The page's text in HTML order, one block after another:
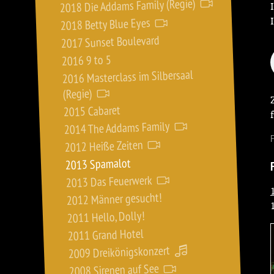
2018 Die Addams Family (Regie)
2018 Betty Blue Eyes
2017 Sunset Boulevard
2016 9 to 5
2016 Masterclass im Silbersaal
(Regie)
2015 Cabaret
2014 The Addams Family
2012 Heiße Zeiten
2013 Spamalot
2013 Das Feuerwerk
2012 Männer gesucht!
2011 Hello, Dolly!
2011 Grand Hotel
2009 Dreikönigskonzert
2008 Sirenen auf See